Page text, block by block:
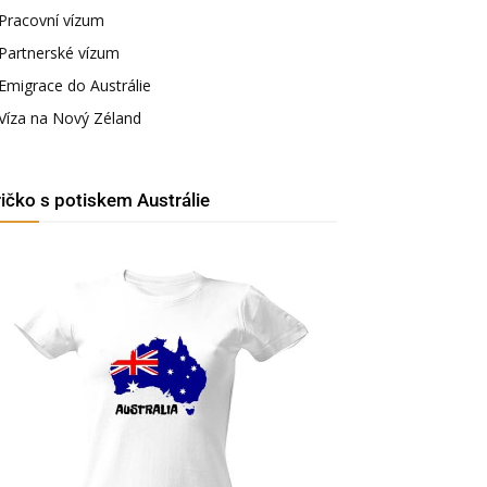
Pracovní vízum
Partnerské vízum
Emigrace do Austrálie
na Nový Zéland
s potiskem Austrálie